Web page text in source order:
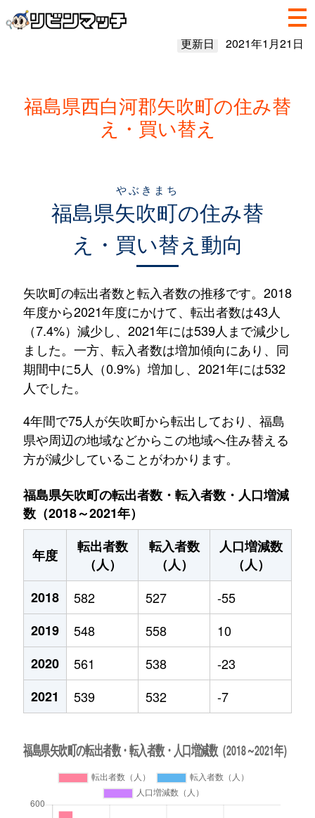
更新日 2021年1月21日
福島県西白河郡矢吹町の住み替
え・買い替え
福島県矢吹町
やぶきまち
の住み替
え・買い替え動向
矢吹町の転出者数と転入者数の推移です。2018
年度から2021年度にかけて、転出者数は43人
（7.4%）減少し、2021年には539人まで減少し
ました。一方、転入者数は増加傾向にあり、同
期間中に5人（0.9%）増加し、2021年には532
人でした。
4年間で75人が矢吹町から転出しており、福島
県や周辺の地域などからこの地域へ住み替える
方が減少していることがわかります。
福島県矢吹町の転出者数・転入者数・人口増減
数（2018～2021年）
年度
転出者数
（人）
転入者数
（人）
人口増減数
（人）
2018
582 527
-55
2019
548 558
10
2020
561 538
-23
2021
539 532 -7